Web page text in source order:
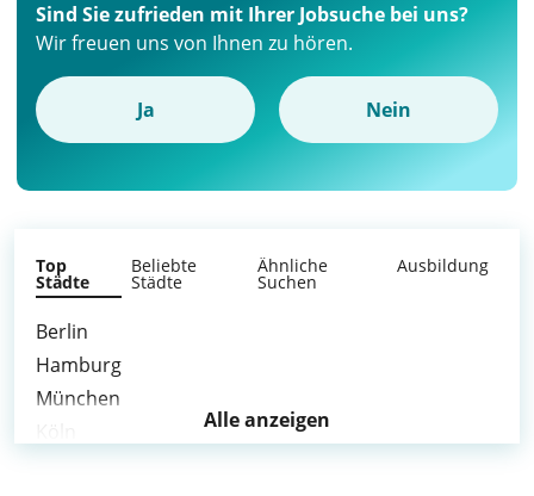
Sind Sie zufrieden mit Ihrer Jobsuche bei uns?
Wir freuen uns von Ihnen zu hören.
Ja Nein
Top
Städte
Beliebte
Städte
Ähnliche
Suchen
Ausbildung
Berlin
Hamburg
München
Alle anzeigen